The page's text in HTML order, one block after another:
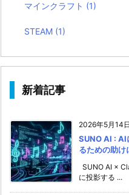
マインクラフト (1)
STEAM (1)
新着記事
2026年5月14日
SUNO AI : AI
るための助け
SUNO AI ×
に投影する ...